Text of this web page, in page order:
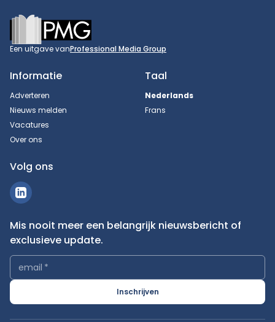
Footer
Een uitgave vanProfessional Media Group
Informatie
Adverteren
Nieuws melden
Vacatures
Over ons
Taal
Nederlands
Frans
Volg ons
Mis nooit meer een belangrijk nieuwsbericht of
exclusieve update.
email *
Inschrijven